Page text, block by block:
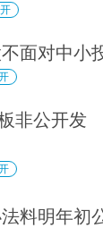
面对中小
非公开发
料明年初